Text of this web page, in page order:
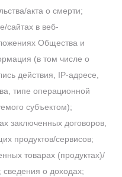
акта о смерти;
сайтах в веб-
Общества и
(в том числе о
действия, IP-адресе,
типе операционной
субъектом);
заключенных договоров,
продуктов/сервисов;
товарах (продуктах)/
сведения о доходах;